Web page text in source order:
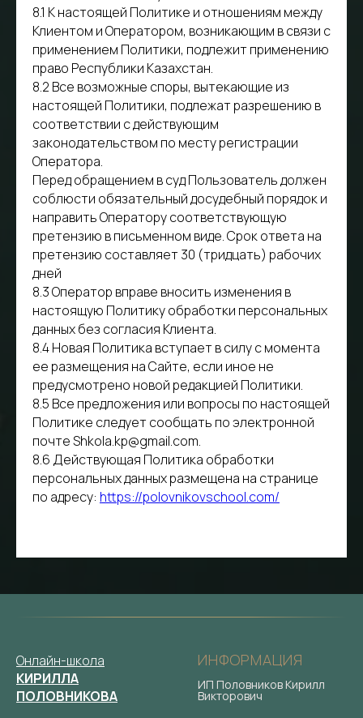
8.1 К настоящей Политике и отношениям между
Клиентом и Оператором, возникающим в связи с
применением Политики, подлежит применению
право Республики Казахстан.
8.2 Все возможные споры, вытекающие из
настоящей Политики, подлежат разрешению в
соответствии с действующим
законодательством по месту регистрации
Оператора.
Перед обращением в суд Пользователь должен
соблюсти обязательный досудебный порядок и
направить Оператору соответствующую
претензию в письменном виде. Срок ответа на
претензию составляет 30 (тридцать) рабочих
дней
8.3 Оператор вправе вносить изменения в
настоящую Политику обработки персональных
данных без согласия Клиента.
8.4 Новая Политика вступает в силу с момента
ее размещения на Сайте, если иное не
предусмотрено новой редакцией Политики.
8.5 Все предложения или вопросы по настоящей
Политике следует сообщать по электронной
почте Shkola.kp@gmail.com.
8.6 Действующая Политика обработки
персональных данных размещена на странице
по адресу: https://polovnikovschool.com/
Онлайн-школа
КИРИЛЛА
ПОЛОВНИКОВА
ИНФОРМАЦИЯ
ИП Половников Кирилл
Викторович